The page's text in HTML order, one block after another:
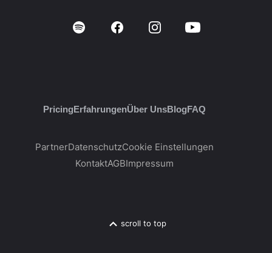
PricingErfahrungenÜber UnsBlogFAQ
PartnerDatenschutzCookie Einstellungen
KontaktAGBImpressum
scroll to top